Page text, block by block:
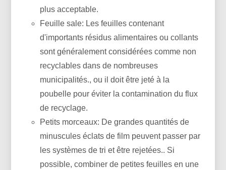
plus acceptable.
Feuille sale: Les feuilles contenant
d'importants résidus alimentaires ou collants
sont généralement considérées comme non
recyclables dans de nombreuses
municipalités., ou il doit être jeté à la
poubelle pour éviter la contamination du flux
de recyclage.
Petits morceaux: De grandes quantités de
minuscules éclats de film peuvent passer par
les systèmes de tri et être rejetées.. Si
possible, combiner de petites feuilles en une